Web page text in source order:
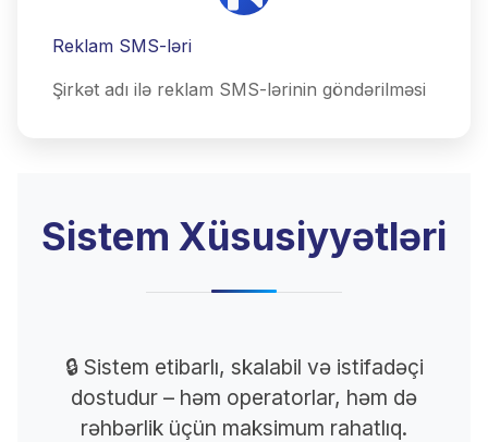
Reklam SMS-ləri
Şirkət adı ilə reklam SMS-lərinin göndərilməsi
Sistem Xüsusiyyətləri
🔒 Sistem etibarlı, skalabil və istifadəçi
dostudur – həm operatorlar, həm də
rəhbərlik üçün maksimum rahatlıq.